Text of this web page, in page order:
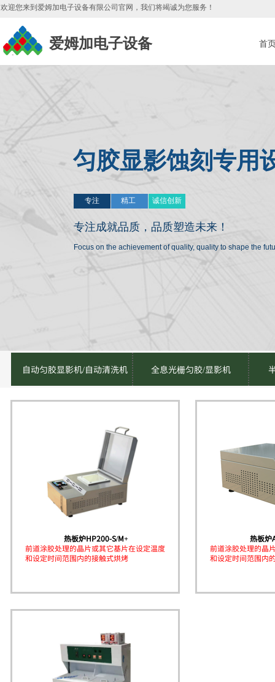
欢迎您来到爱姆加电子设备有限公司官网，我们将竭诚为您服务 ！
首
爱姆加电子设备
匀胶显影蚀刻专用
诚信创新
专注 精工
专注成就品质， 品质塑造未来！
Focus on the achievement of quality, quality to shape the
自动匀胶显影机/自动清洗机 全息光栅匀胶/显影机
热板炉HP200-S/M+
前道涂胶处理的晶片或其它基片在设定温度
和设定时间范围内的接触式烘烤
热板炉
前道涂胶处理的晶
和设定时间范围内